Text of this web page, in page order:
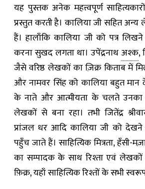
यह पुस्तक अनेक महत्त्वपूर्ण
प्रस्तुत करती है। कालिया जी सहित
हैं। हालाँकि कालिया जी को पत्र
करना सुखद लगता था। उपेंद्रनाथ अश्क,
जैसे वरिष्ठ लेखकों का ज़िक्र किताब में
और नामवर सिंह को कालिया बहुत मान
के नाते और आत्मीयता के चलते उनका
लेखकों से बना रहा। तभी जितेंद्र
प्रांजल धर आदि कालिया जी को
पहुँच जाते हैं। साहित्यिक मित्रता,
का सम्पादक के साथ रिश्ता एवं
फ़िक्र, यहाँ साहित्यिक रिश्तों के सभी